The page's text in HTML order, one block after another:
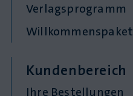
Verlagsprogramm
Willkommenspaket
Kundenbereich
Ihre Bestellungen